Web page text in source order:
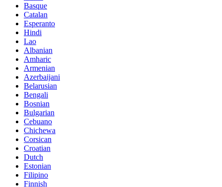
Basque
Catalan
Esperanto
Hindi
Lao
Albanian
Amharic
Armenian
Azerbaijani
Belarusian
Bengali
Bosnian
Bulgarian
Cebuano
Chichewa
Corsican
Croatian
Dutch
Estonian
Filipino
Finnish